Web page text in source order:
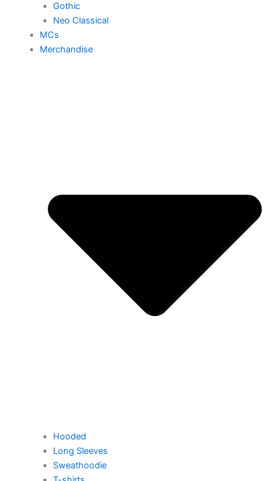
Gothic
Neo Classical
MCs
Merchandise
Hooded
Long Sleeves
Sweathoodie